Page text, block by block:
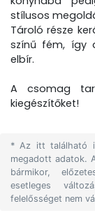
stílusos
Tároló része
színű fém, így
elbír.
A csomag
kiegészítőket!
* Az itt található
megadott adatok.
bármikor,
esetleges
felelősséget nem